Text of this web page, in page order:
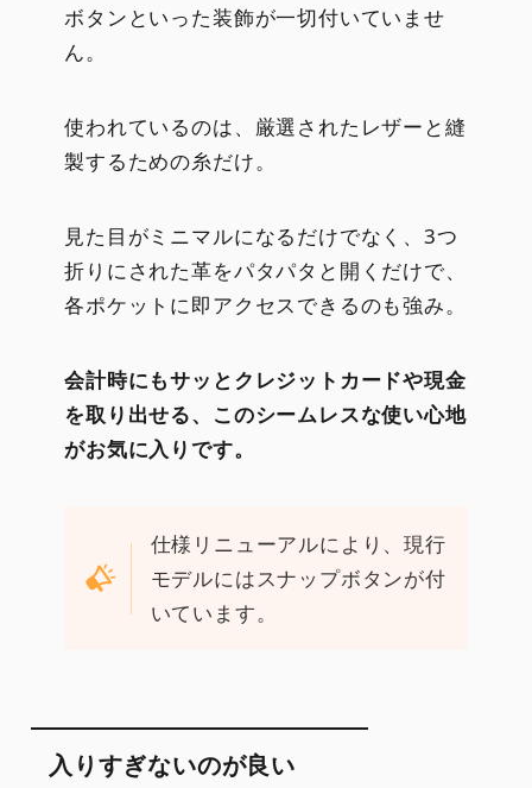
ボタンといった装飾が一切付いていませ
ん。
使われているのは、厳選されたレザーと縫
製するための糸だけ。
見た目がミニマルになるだけでなく、3つ
折りにされた革をパタパタと開くだけで、
各ポケットに即アクセスできるのも強み。
会計時にもサッとクレジットカードや現金
を取り出せる、このシームレスな使い心地
がお気に入りです。
仕様リニューアルにより、現行
モデルにはスナップボタンが付
いています。
入りすぎないのが良い